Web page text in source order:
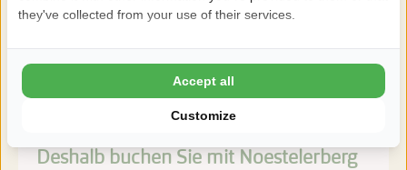
Jetzt buchen!
Nach der Buchung haben Sie 24 Stunden Zeit, kostenlos
zu ändern oder zu stornieren.
Deshalb buchen Sie mit Noestelerberg
they've collected from your use of their services.
Customize
Accept all